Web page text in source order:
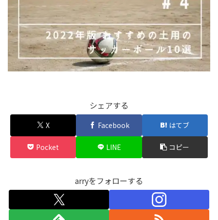
シェアする
X Facebook はてブ
Pocket LINE コピー
arryをフォローする